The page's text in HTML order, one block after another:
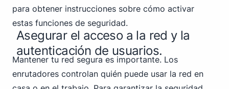
para obtener instrucciones sobre cómo activar
estas funciones de seguridad.
Asegurar el acceso a la red y la
autenticación de usuarios.
Mantener tu red segura es importante. Los
enrutadores controlan quién puede usar la red en